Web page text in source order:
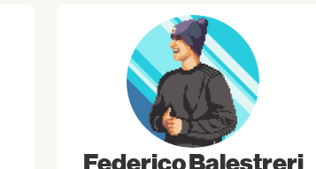
Federico Balestreri